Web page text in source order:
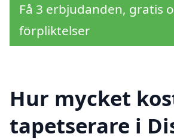
Få 3 erbjudanden, gratis
förpliktelser
Hur mycket
tapetserare i